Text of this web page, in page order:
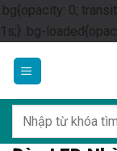
.bg{opacity: 0;
1s;} .bg-
kiếm: